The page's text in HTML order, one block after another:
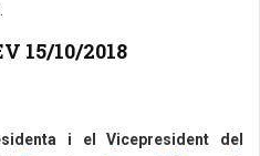
15/10/2018
i el Vicepresident del